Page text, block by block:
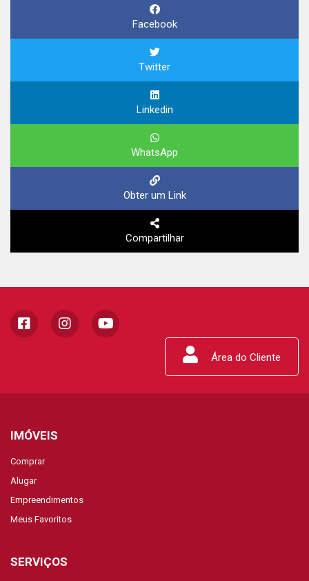
Facebook
Twitter
Linkedin
WhatsApp
Obter um Link
Compartilhar
Área do Cliente
IMÓVEIS
Comprar
Alugar
Empreendimentos
Meus Favoritos
SERVIÇOS